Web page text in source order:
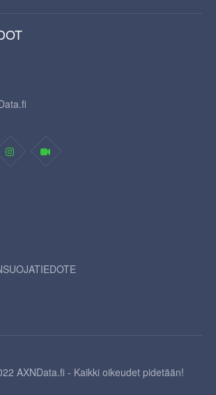
AXNData.fi - Kaikki oikeudet pidetään!